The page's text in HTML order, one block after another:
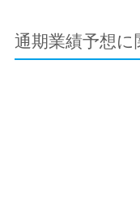
通期業績予想